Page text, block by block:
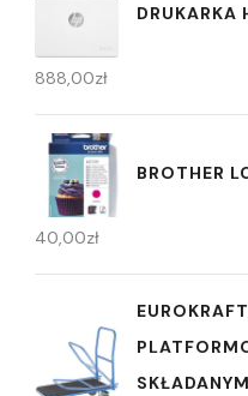
DRUKARKA
888,00zł
BROTHER
40,00zł